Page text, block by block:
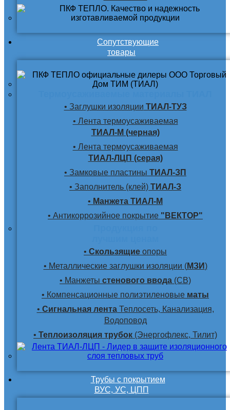
Сопутствующие
товары
• Заглушки изоляции ТИАЛ-ТУЗ
• Лента термоусаживаемая
ТИАЛ-М (черная)
• Лента термоусаживаемая
ТИАЛ-ЛЦП (серая)
• Замковые пластины ТИАЛ-ЗП
• Заполнитель (клей) ТИАЛ-З
• Манжета ТИАЛ-М
• Антикоррозийное покрытие "ВЕКТОР"
• Скользящие опоры
• Металлические заглушки изоляции (МЗИ)
• Манжеты стенового ввода (СВ)
• Компенсационные полиэтиленовые маты
• Сигнальная лентаТеплосеть, Канализация,
Водоповод
• Теплоизоляция трубок (Энергофлекс, Тилит)
Трубы с покрытием
ВУС, УС, ЦПП